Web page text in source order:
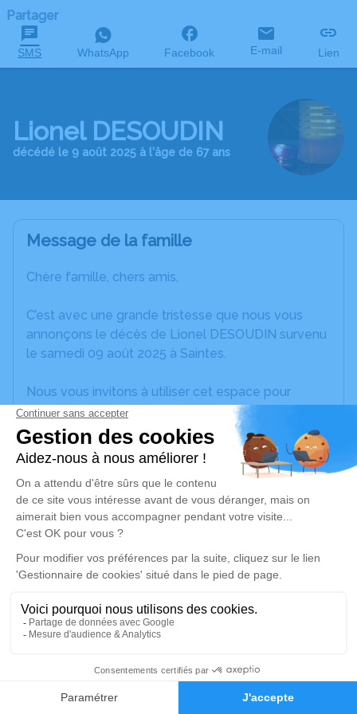
Faire-part Hommages
Partager
SMS WhatsApp Facebook E-mail Lien
Lionel DESOUDIN
décédé le 9 août 2025 à l'âge de 67 ans
Message de la famille
Chère famille, chers amis,
C’est avec une grande tristesse que nous vous
annonçons le décès de Lionel DESOUDIN survenu
le samedi 09 août 2025 à Saintes.
Nous vous invitons à utiliser cet espace pour
laisser vos condoléances, partager des photos
souvenirs, une anecdote ou exprimer vos pensées
à travers des poèmes ou des textes. Cet endroit
est un lieu d'expression dédié à honorer la
mémoire de Lionel DESOUDIN.
Un service de plantation d’arbre hommage est
disponible ici
Cérémonie civile
Cimetière de Pisany